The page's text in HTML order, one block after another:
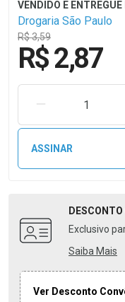
Drogaria São Paulo
R$ 3,59
R$ 2,87
REMOVER UMA
ASSINAR
DESCONTO
Exclusivo
Saiba Mais
Ver Desconto